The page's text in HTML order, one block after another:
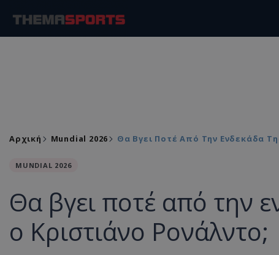
Αρχική Mundial 2026 Θα Βγει Ποτέ Από Την Ενδεκάδα
MUNDIAL 2026
Θα βγει ποτέ από την
ο Κριστιάνο Ρονάλντο;